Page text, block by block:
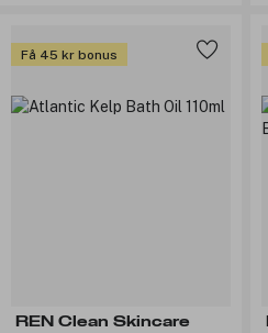
Få 45 kr bonus
REN Clean Skincare